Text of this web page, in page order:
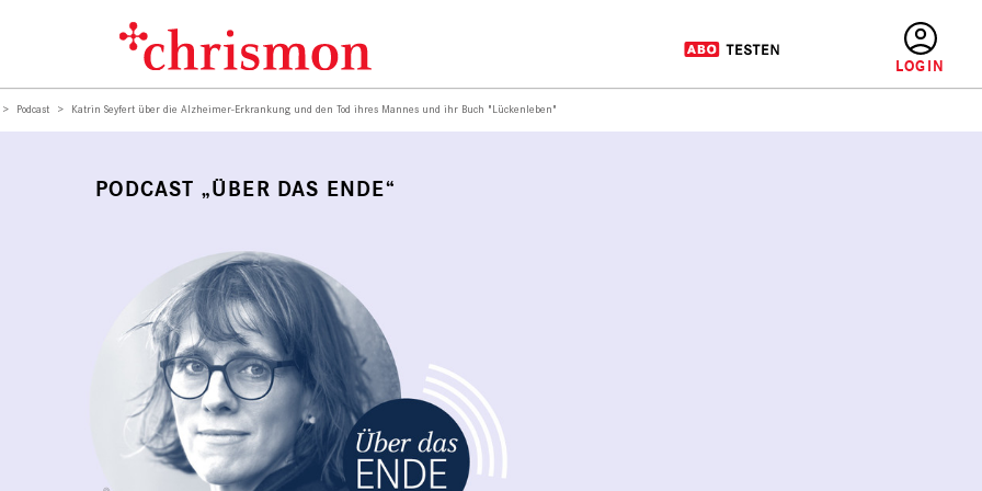
Podcast Katrin Seyfert über die Alzheimer-Erkrankung und den Tod ihres Mannes und ihr Buch "Lückenleben"